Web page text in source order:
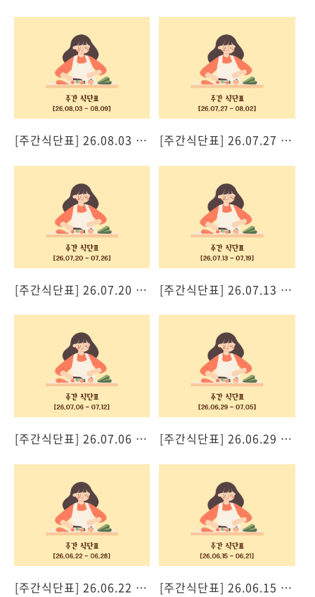
[주간식단표] 26.08.03 - 08.09 [주간식단표] 26.07.27 - 08.02
[주간식단표] 26.07.20 - 07.26 [주간식단표] 26.07.13 - 07.19
[주간식단표] 26.07.06 - 07.12 [주간식단표] 26.06.29 - 07.05
[주간식단표] 26.06.22 - 06.28 [주간식단표] 26.06.15 - 06.21